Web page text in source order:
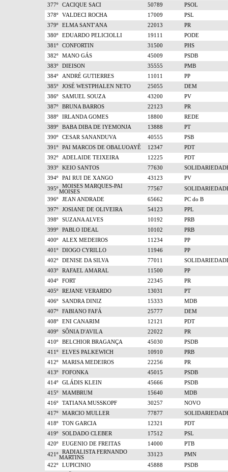
377º
CACIQUE SACI 50789
PSOL
378º
VALDECI ROCHA 17009
PSL
379º
ELMA SANT'ANA 22013
PR
380º
EDUARDO PELICIOLLI 19111
PODE
381º
CONFORTIN 31500
PHS
382º
MANO GÁS 45009
PSDB
383º
DIEISON 35555
PMB
384º
ANDRÉ GUTIERRES 11011
PP
385º
JOSÉ WESTPHALEN NETO 25055
DEM
386º
SAMUEL SOUZA 43200
PV
387º
BRUNA BARROS 22123
PR
388º
IRLANDA GOMES 18800
REDE
389º
BABA DIBA DE IYEMONJA 13888
PT
390º
CESAR SANANDUVA 40555
PSB
391º
PAI MARCOS DE OBALUOAYÊ 12347
PDT
392º
ADELAIDE TEIXEIRA 12225
PDT
393º
KEIO SANTOS 77630
394º
PAI RUI DE XANGO 43123
PV
395º
MOISES MARQUES-PAI
MOISES
77567
396º
JEAN ANDRADE 65662
PC do B
397º
JOSIANE DE OLIVEIRA 54123
PPL
398º
SUZANA ALVES 10192
PRB
399º
PABLO IDEAL 10102
PRB
400º
ALEX MEDEIROS 11234
PP
401º
DIOGO CYRILLO 11946
PP
402º
DENISE DA SILVA 77011
403º
RAFAEL AMARAL 11500
PP
404º
FORT 22345
PR
405º
REJANE VERARDO 13031
PT
406º
SANDRA DINIZ 15333
MDB
407º
FABIANO FAFÁ 25777
DEM
408º
ENI CANARIM 12121
PDT
409º
SÔNIA D'AVILA 22022
PR
410º
BELCHIOR BRAGANÇA 45030
PSDB
411º
ELVES PALKEWICH 10910
PRB
412º
MARISA MEDEIROS 22256
PR
413º
FOFONKA 45015
PSDB
414º
GLÁDIS KLEIN 45666
PSDB
415º
MAMBRUM 15640
MDB
416º
TATIANA MUSSKOPF 30257
NOVO
417º
MARCIO MULLER 77877
418º
TON GARCIA 12321
PDT
419º
SOLDADO CLEBER 17512
PSL
420º
EUGENIO DE FREITAS 14000
PTB
421º
RADIALISTA FERNANDO
MARTINS
33123
PMN
422º
LUPICINIO 45888
PSDB